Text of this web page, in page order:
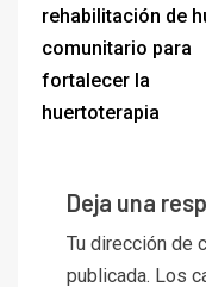
rehabilitación de
comunitario para
fortalecer la
huertoterapia
Deja una
Tu dirección de
publicada. Los